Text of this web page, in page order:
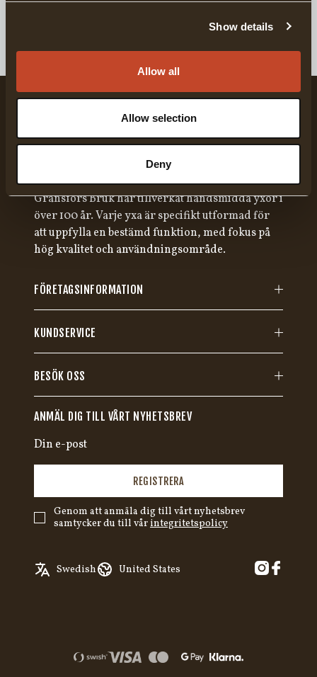
Show details
Allow all
Allow selection
Deny
Gränsfors Bruk har tillverkat handsmidda yxor i
över 100 år. Varje yxa är specifikt utformad för
att uppfylla en bestämd funktion, med fokus på
hög kvalitet och användningsområde.
FÖRETAGSINFORMATION
KUNDSERVICE
BESÖK OSS
ANMÄL DIG TILL VÅRT NYHETSBREV
REGISTRERA
Genom att anmäla dig till vårt nyhetsbrev
samtycker du till vårintegritetspolicy
Swedish
English
United States
Austria
Denmark